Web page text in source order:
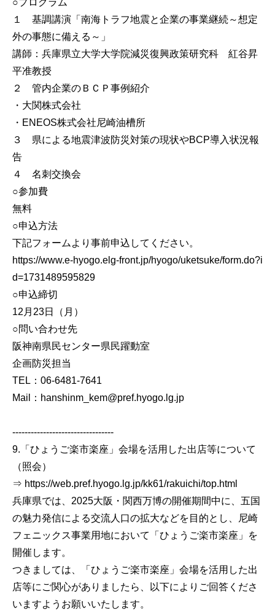
○プログラム
１ 基調講演「南海トラフ地震と企業の事業継続～想定
外の事態に備える～」
講師：兵庫県立大学大学院減災復興政策研究科 紅谷昇
平准教授
２ 管内企業のＢＣＰ事例紹介
・大関株式会社
・ENEOS株式会社尼崎油槽所
３ 県による地震津波防災対策の現状やBCP導入状況報
告
４ 名刺交換会
○参加費
無料
○申込方法
下記フォームより事前申込してください。
https://www.e-hyogo.elg-front.jp/hyogo/uketsuke/form.do?i
d=1731489595829
○申込締切
12月23日（月）
○問い合わせ先
阪神南県民センター県民躍動室
企画防災担当
TEL：06-6481-7641
Mail：hanshinm_kem@pref.hyogo.lg.jp
---------------------------------
9.「ひょうご楽市楽座」会場を活用した出店等について
（照会）
⇒ https://web.pref.hyogo.lg.jp/kk61/rakuichi/top.html
兵庫県では、2025大阪・関西万博の開催期間中に、五国
の魅力発信による交流人口の拡大などを目的とし、尼崎
フェニックス事業用地において「ひょうご楽市楽座」を
開催します。
つきましては、「ひょうご楽市楽座」会場を活用した出
店等にご関心がありましたら、以下によりご回答くださ
いますようお願いいたします。